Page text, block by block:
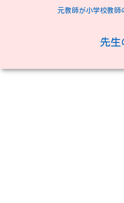
元教師が小学校教師
先生